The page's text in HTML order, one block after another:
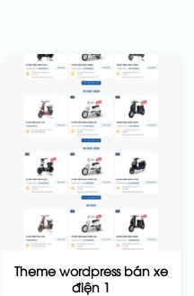
Theme wordpress bán xe
điện 1